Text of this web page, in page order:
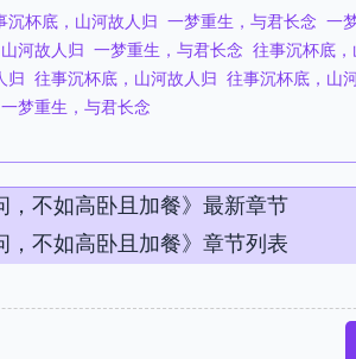
沉杯底，山河故人归 一梦重生，与君长念 一
河故人归 一梦重生，与君长念 往事沉杯底
归 往事沉杯底，山河故人归 往事沉杯底，山
一梦重生，与君长念
，不如高卧且加餐》最新章节
，不如高卧且加餐》章节列表